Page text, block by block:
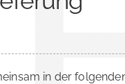
in der